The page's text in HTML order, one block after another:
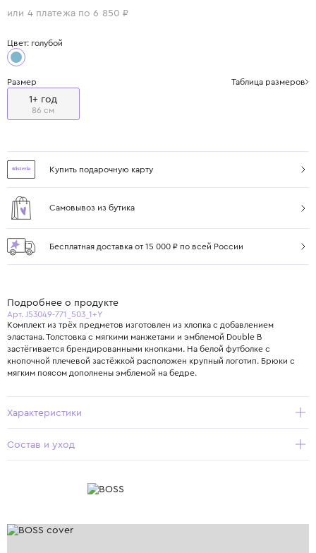
или 4 платежа по 6 850 ₽
Цвет: голубой
Размер Таблица размеров
1+ год
86 см
Купить подарочную карту
Самовывоз из бутика
Бесплатная доставка от 15 000 ₽ по всей России
Подробнее о продукте
Арт. J53049-771_503_1+Y
Комплект из трёх предметов изготовлен из хлопка с добавлением
эластана. Толстовка с мягкими манжетами и эмблемой Double B
застёгивается брендированными кнопками. На белой футболке с
кнопочной плечевой застёжкой расположен крупный логотип. Брюки с
мягким поясом дополнены эмблемой на бедре.
Характеристики
Состав и уход